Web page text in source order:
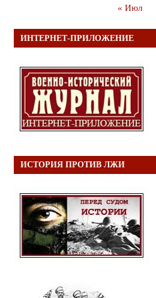
« Июл
ИНТЕРНЕТ-ПРИЛОЖЕНИЕ
ИСТОРИЯ ПРОТИВ ЛЖИ